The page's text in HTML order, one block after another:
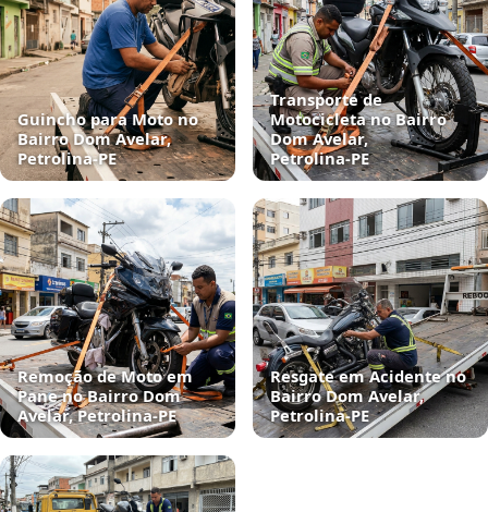
Guincho para Moto no
Bairro Dom Avelar,
Petrolina‑PE
Transporte de
Motocicleta no Bairro
Dom Avelar,
Petrolina‑PE
Remoção de Moto em
Pane no Bairro Dom
Avelar, Petrolina‑PE
Resgate em Acidente no
Bairro Dom Avelar,
Petrolina‑PE